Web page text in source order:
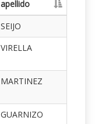
apellido
SEIJO
VIRELLA
MARTINEZ
GUARNIZO